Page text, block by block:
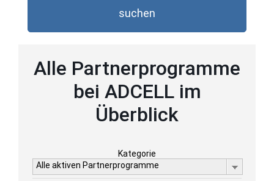
suchen
Alle Partnerprogramme
bei ADCELL im
Überblick
Kategorie
Alle aktiven Partnerprogramme